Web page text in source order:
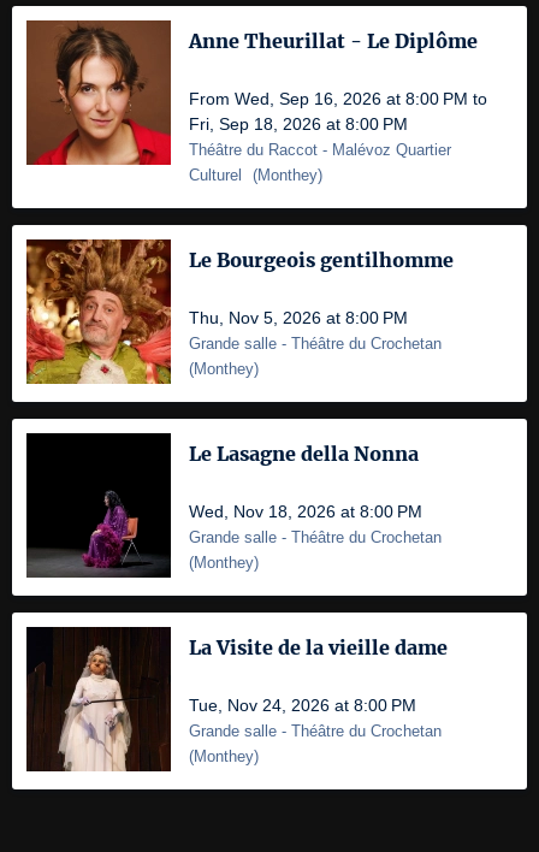
Anne Theurillat - Le Diplôme
From Wed, Sep 16, 2026 at 8:00 PM to
Fri, Sep 18, 2026 at 8:00 PM
Théâtre du Raccot - Malévoz Quartier
Culturel
(Monthey)
Le Bourgeois gentilhomme
Thu, Nov 5, 2026 at 8:00 PM
Grande salle - Théâtre du Crochetan
(Monthey)
Le Lasagne della Nonna
Wed, Nov 18, 2026 at 8:00 PM
Grande salle - Théâtre du Crochetan
(Monthey)
La Visite de la vieille dame
Tue, Nov 24, 2026 at 8:00 PM
Grande salle - Théâtre du Crochetan
(Monthey)